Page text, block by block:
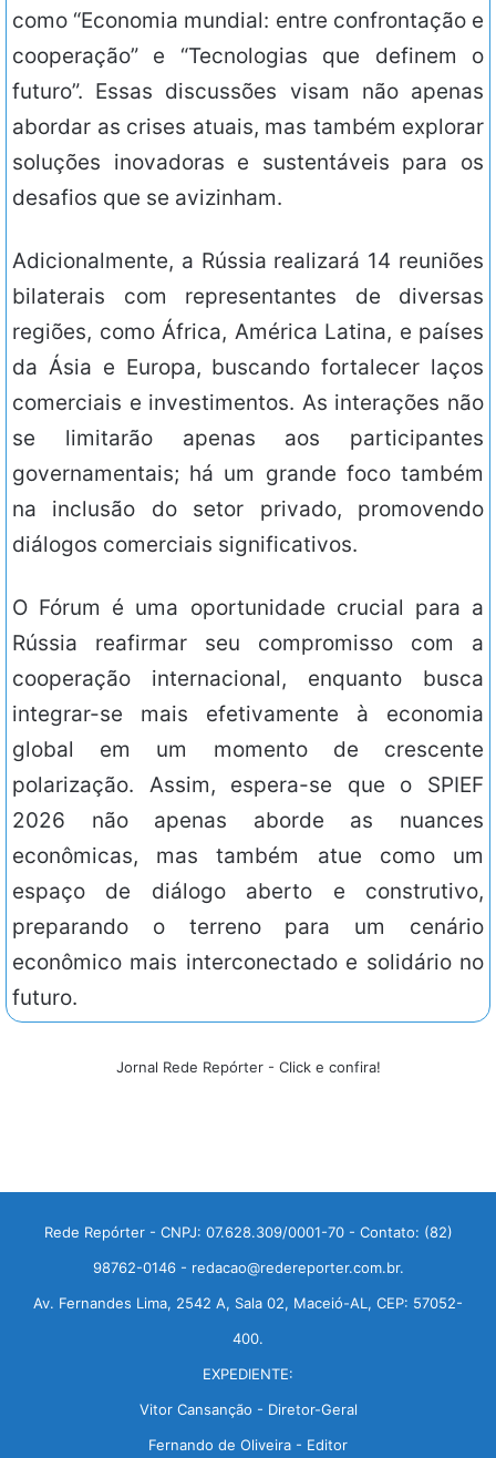
como “Economia mundial: entre confrontação e
cooperação” e “Tecnologias que definem o
futuro”. Essas discussões visam não apenas
abordar as crises atuais, mas também explorar
soluções inovadoras e sustentáveis para os
desafios que se avizinham.
Adicionalmente, a Rússia realizará 14 reuniões
bilaterais com representantes de diversas
regiões, como África, América Latina, e países
da Ásia e Europa, buscando fortalecer laços
comerciais e investimentos. As interações não
se limitarão apenas aos participantes
governamentais; há um grande foco também
na inclusão do setor privado, promovendo
diálogos comerciais significativos.
O Fórum é uma oportunidade crucial para a
Rússia reafirmar seu compromisso com a
cooperação internacional, enquanto busca
integrar-se mais efetivamente à economia
global em um momento de crescente
polarização. Assim, espera-se que o SPIEF
2026 não apenas aborde as nuances
econômicas, mas também atue como um
espaço de diálogo aberto e construtivo,
preparando o terreno para um cenário
econômico mais interconectado e solidário no
futuro.
Jornal Rede Repórter - Click e confira!
Rede Repórter - CNPJ: 07.628.309/0001-70 - Contato: (82)
98762-0146 - redacao@redereporter.com.br.
Av. Fernandes Lima, 2542 A, Sala 02, Maceió-AL, CEP: 57052-
400.
EXPEDIENTE:
Vitor Cansanção - Diretor-Geral
Fernando de Oliveira - Editor